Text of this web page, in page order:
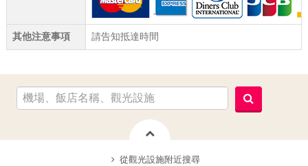
其他注意事項 請告知抵達時間
從觀光設施附近搜尋